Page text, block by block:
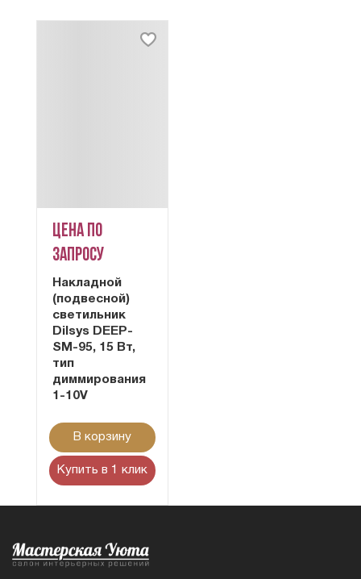
Цена по
запросу
Накладной
(подвесной)
светильник
Dilsys DEEP-
SM-95, 15 Вт,
тип
диммирования
1-10V
В корзину
Купить в 1 клик